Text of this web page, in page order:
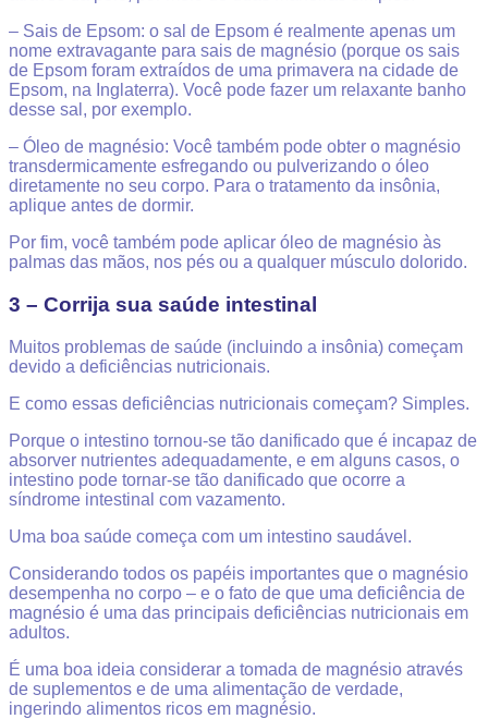
– Sais de Epsom: o sal de Epsom é realmente apenas um
nome extravagante para sais de magnésio (porque os sais
de Epsom foram extraídos de uma primavera na cidade de
Epsom, na Inglaterra). Você pode fazer um relaxante banho
desse sal, por exemplo.
– Óleo de magnésio: Você também pode obter o magnésio
transdermicamente esfregando ou pulverizando o óleo
diretamente no seu corpo. Para o tratamento da insônia,
aplique antes de dormir.
Por fim, você também pode aplicar óleo de magnésio às
palmas das mãos, nos pés ou a qualquer músculo dolorido.
3 – Corrija sua saúde intestinal
Muitos problemas de saúde (incluindo a insônia) começam
devido a deficiências nutricionais.
E como essas deficiências nutricionais começam? Simples.
Porque o intestino tornou-se tão danificado que é incapaz de
absorver nutrientes adequadamente, e em alguns casos, o
intestino pode tornar-se tão danificado que ocorre a
síndrome intestinal com vazamento.
Uma boa saúde começa com um intestino saudável.
Considerando todos os papéis importantes que o magnésio
desempenha no corpo – e o fato de que uma deficiência de
magnésio é uma das principais deficiências nutricionais em
adultos.
É uma boa ideia considerar a tomada de magnésio através
de suplementos e de uma alimentação de verdade,
ingerindo alimentos ricos em magnésio.